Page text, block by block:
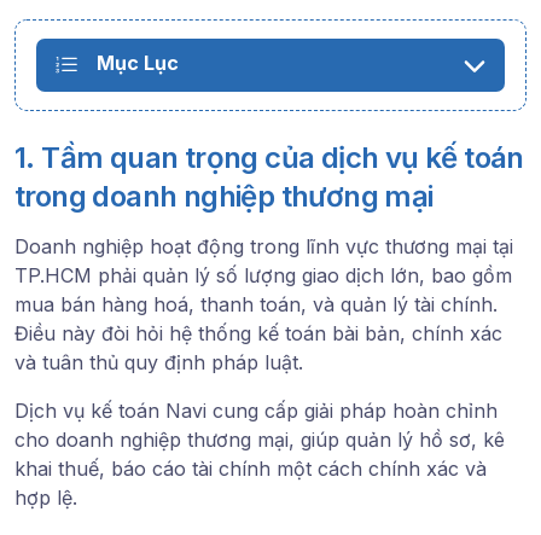
Mục Lục
1. Tầm quan trọng của dịch vụ kế toán
trong doanh nghiệp thương mại
Doanh nghiệp hoạt động trong lĩnh vực thương mại tại
TP.HCM phải quản lý số lượng giao dịch lớn, bao gồm
mua bán hàng hoá, thanh toán, và quản lý tài chính.
Điều này đòi hỏi hệ thống kế toán bài bản, chính xác
và tuân thủ quy định pháp luật.
Dịch vụ kế toán Navi cung cấp giải pháp hoàn chỉnh
cho doanh nghiệp thương mại, giúp quản lý hồ sơ, kê
khai thuế, báo cáo tài chính một cách chính xác và
hợp lệ.